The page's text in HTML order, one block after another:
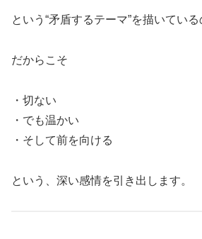
という“矛盾するテーマ”を描いている
だからこそ
・切ない
・でも温かい
・そして前を向ける
という、深い感情を引き出します。